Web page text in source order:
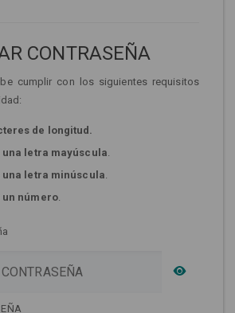
CONTRASEÑA
cumplir con los siguientes requisitos
de longitud.
una letra mayúscula.
una letra minúscula.
un número.